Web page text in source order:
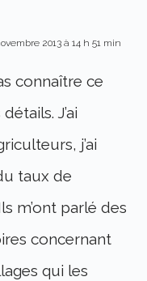
2013 à 14 h 51 min
connaître ce
J’ai
j’ai
taux de
m’ont parlé des
concernant
qui les